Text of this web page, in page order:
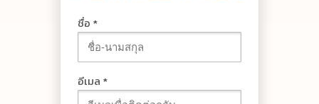
ชื่อ *
อีเมล *